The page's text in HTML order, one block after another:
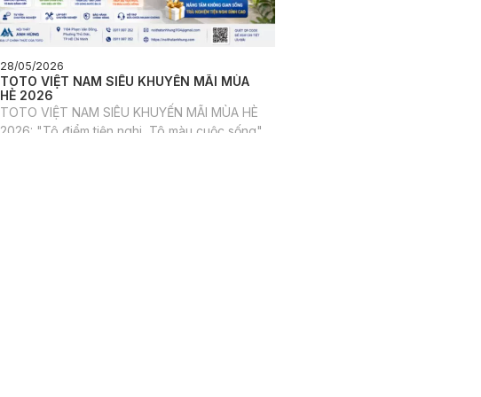
28/05/2026
TOTO VIỆT NAM SIÊU KHUYẾN MÃI MÙA
HÈ 2026
TOTO VIỆT NAM SIÊU KHUYẾN MÃI MÙA HÈ
2026: "Tô điểm tiện nghi, Tô màu cuộc sống"